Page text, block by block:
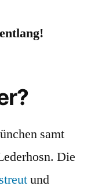
entlang!
samt
Die
und